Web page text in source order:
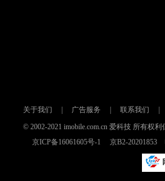
关于我们 广告服务 联系我们
© 2002-2021 imobile.com.cn 爱科技 所有权
京ICP备16061605号-1
京B2-20201853